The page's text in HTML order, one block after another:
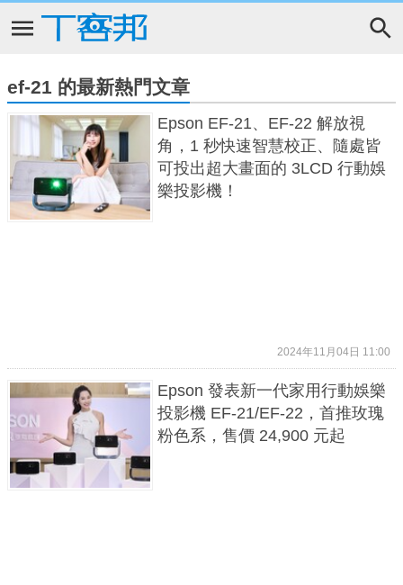
ef-21 的最新熱門文章
Epson EF-21、EF-22 解放視
角，1 秒快速智慧校正、隨處皆
可投出超大畫面的 3LCD 行動娛
樂投影機！
2024年11月04日 11:00
Epson 發表新一代家用行動娛樂
投影機 EF-21/EF-22，首推玫瑰
粉色系，售價 24,900 元起